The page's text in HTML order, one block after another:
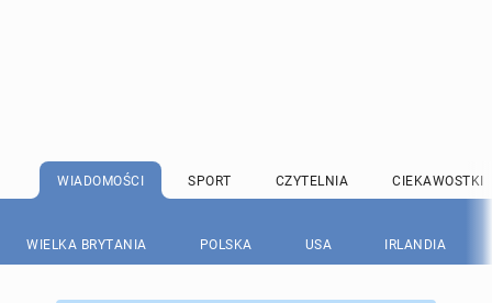
WIADOMOŚCI SPORT CZYTELNIA CIEKAWOSTKI
WIELKA BRYTANIA POLSKA USA IRLANDIA